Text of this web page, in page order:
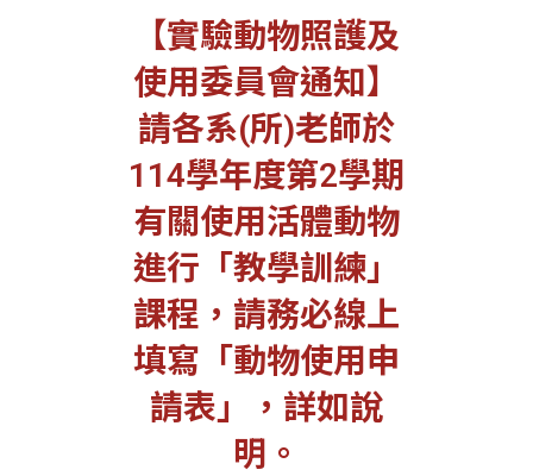
【實驗動物照護及
使用委員會通知】
請各系(所)老師於
114學年度第2學期
有關使用活體動物
進行「教學訓練」
課程，請務必線上
填寫「動物使用申
請表」，詳如說
明。